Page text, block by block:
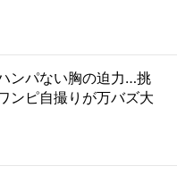
ンパない胸の迫力…挑
ンピ自撮りが万バズ大